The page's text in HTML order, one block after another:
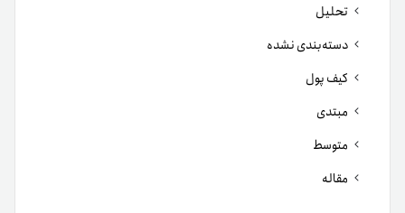
تحلیل
دسته‌بندی نشده
کیف پول
مبتدی
متوسط
مقاله